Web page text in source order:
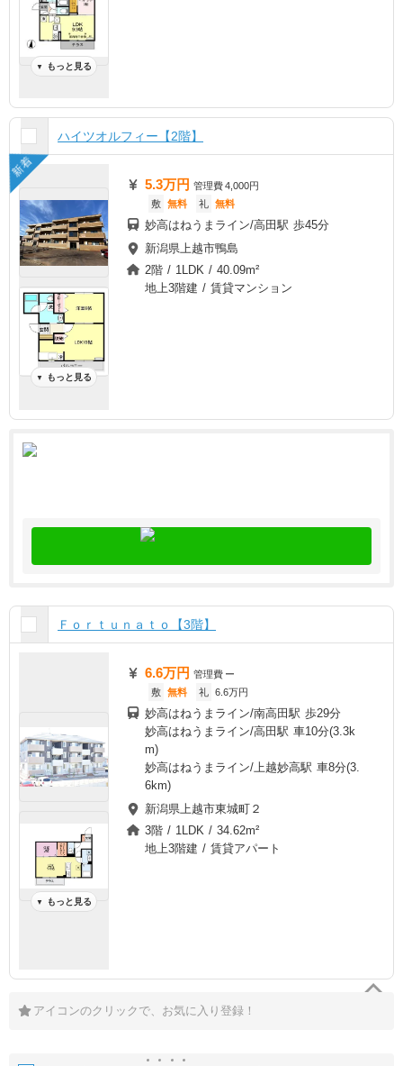
▼ もっと見る
ハイツオルフィー【2階】
新着
▼ もっと見る
5.3万円 管理費4,000円
敷 無料 礼 無料
妙高はねうまライン/高田駅 歩45分
新潟県上越市鴨島
2階 / 1LDK / 40.09m²
地上3階建 / 賃貸マンション
Ｆｏｒｔｕｎａｔｏ【3階】
▼ もっと見る
6.6万円 管理費 ー
敷 無料 礼 6.6万円
妙高はねうまライン/南高田駅 歩29分
妙高はねうまライン/高田駅 車10分(3.3k
m)
妙高はねうまライン/上越妙高駅 車8分(3.
6km)
新潟県上越市東城町２
3階 / 1LDK / 34.62m²
地上3階建 / 賃貸アパート
アイコンのクリックで、お気に入り登録！